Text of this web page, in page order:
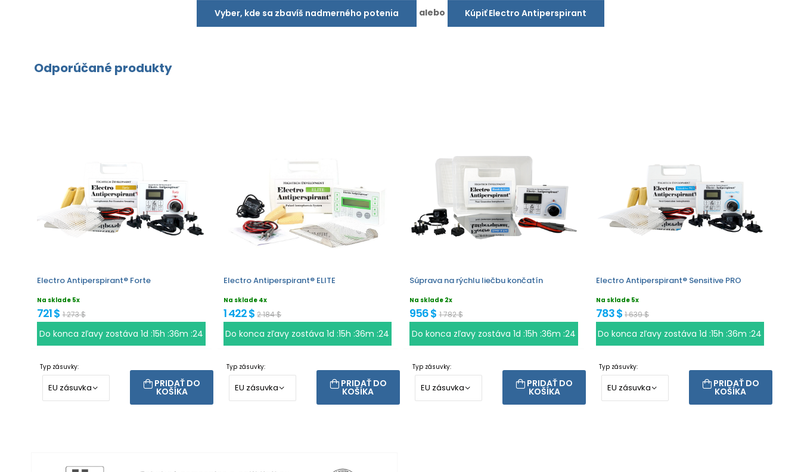
Vyber, kde sa zbavíš nadmerného potenia alebo Kúpiť Electro Antiperspirant
Odporúčané produkty
Electro Antiperspirant® Forte
Na sklade 5x
721 $ 1 273 $
Do konca zľavy zostáva1d :15h :36m :23
Typ zásuvky:
PRIDAŤ DO
KOŠÍKA
Electro Antiperspirant® ELITE
Na sklade 4x
1 422 $ 2 184 $
Do konca zľavy zostáva1d :15h :36m :23
Typ zásuvky:
PRIDAŤ DO
KOŠÍKA
Súprava na rýchlu liečbu končatín
Na sklade 2x
956 $ 1 782 $
Do konca zľavy zostáva1d :15h :36m :23
Typ zásuvky:
PRIDAŤ DO
KOŠÍKA
Electro Antiperspirant® Sensitive PRO
Na sklade 5x
783 $ 1 639 $
Do konca zľavy zostáva1d :15h :36m :23
Typ zásuvky:
PRIDAŤ DO
KOŠÍKA